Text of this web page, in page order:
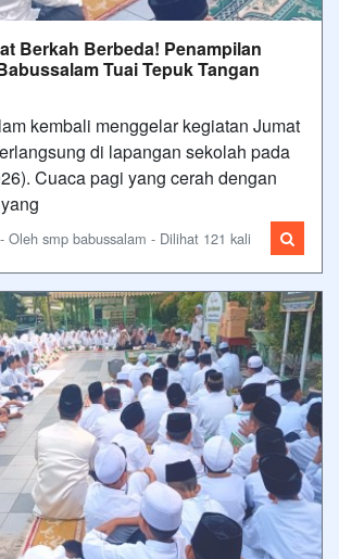
Berkah Berbeda! Penampilan
Tuai Tepuk Tangan
kembali menggelar kegiatan Jumat
di lapangan sekolah pada
Cuaca pagi yang cerah dengan
Oleh smp babussalam - Dilihat 121 kali